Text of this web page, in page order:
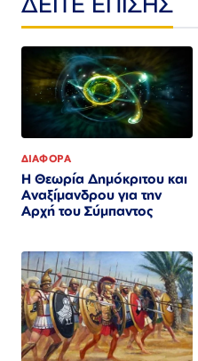
ΔΙΑΦΟΡΑ
Η Θεωρία Δημόκριτου και
Αναξίμανδρου για την
Αρχή του Σύμπαντος